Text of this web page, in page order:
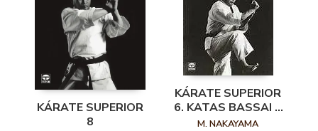
KÁRATE SUPERIOR
8
KÁRATE SUPERIOR
6. KATAS BASSAI Y
KANKU
M. NAKAYAMA